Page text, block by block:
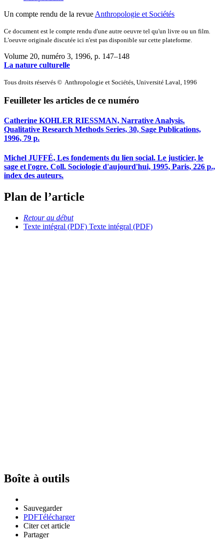
Un compte rendu de la revue Anthropologie et Sociétés
Ce document est le compte rendu d'une autre oeuvre tel qu'un livre ou un film.
L'oeuvre originale discutée ici n'est pas disponible sur cette plateforme.
Volume 20, numéro 3, 1996, p. 147–148
La nature culturelle
Tous droits réservés © Anthropologie et Sociétés, Université Laval, 1996
Feuilleter les articles de ce numéro
Catherine KOHLER RIESSMAN, Narrative Analysis.
Qualitative Research Methods Series, 30, Sage Publications,
1996, 79 p.
Michel JUFFÉ, Les fondements du lien social. Le justicier, le
sage et l'ogre. Coll. Sociologie d'aujourd'hui, 1995, Paris, 226 p.,
index des auteurs.
Plan de l’article
Retour au début
Texte intégral (PDF) Texte intégral (PDF)
Boîte à outils
Sauvegarder
PDFTélécharger
Citer cet article
Partager